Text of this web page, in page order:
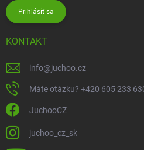
Prihlásiť sa
KONTAKT
info@juchoo.cz
Máte otázku? +420 605 233
JuchooCZ
juchoo_cz_sk